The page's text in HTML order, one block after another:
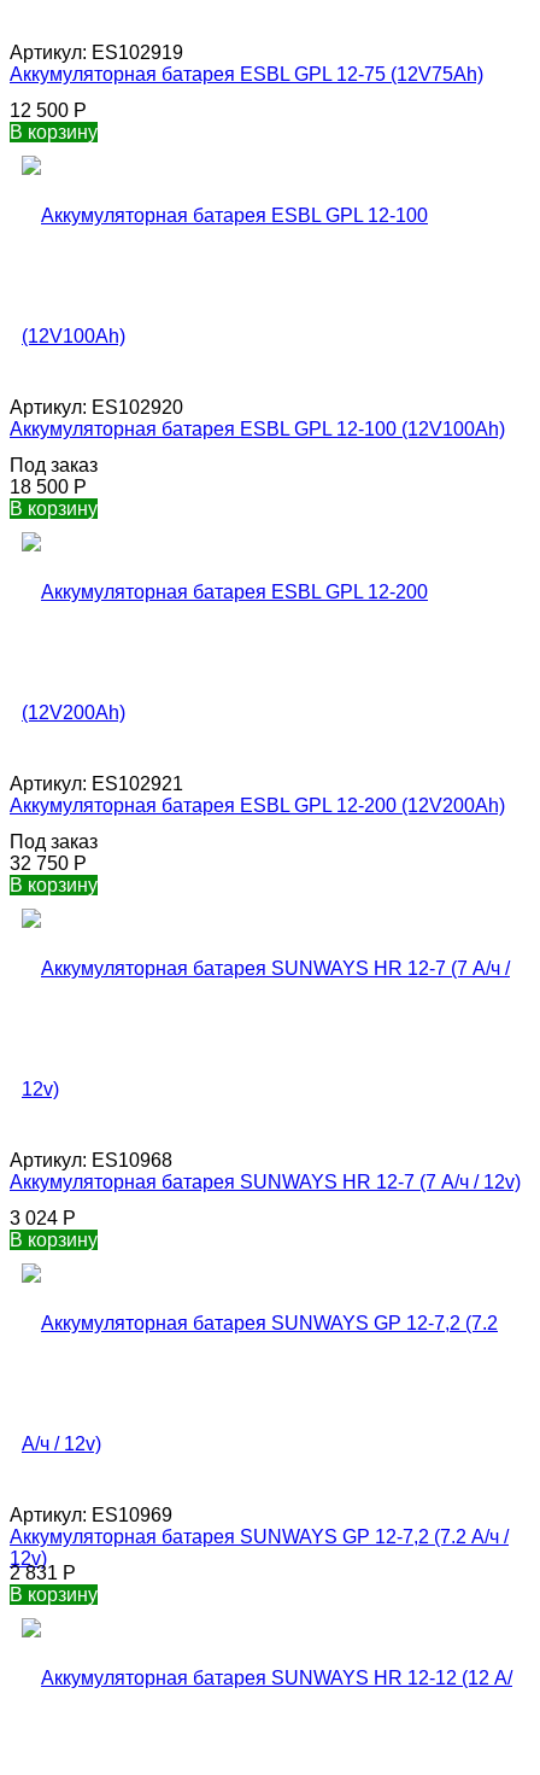
Артикул: ES102919
Аккумуляторная батарея ESBL GPL 12-75 (12V75Ah)
12 500 Р
В корзину
Артикул: ES102920
Аккумуляторная батарея ESBL GPL 12-100 (12V100Ah)
Под заказ
18 500 Р
В корзину
Артикул: ES102921
Аккумуляторная батарея ESBL GPL 12-200 (12V200Ah)
Под заказ
32 750 Р
В корзину
Артикул: ES10968
Аккумуляторная батарея SUNWAYS HR 12-7 (7 А/ч / 12v)
3 024 Р
В корзину
Артикул: ES10969
Аккумуляторная батарея SUNWAYS GP 12-7,2 (7.2 А/ч /
12v)
2 831 Р
В корзину